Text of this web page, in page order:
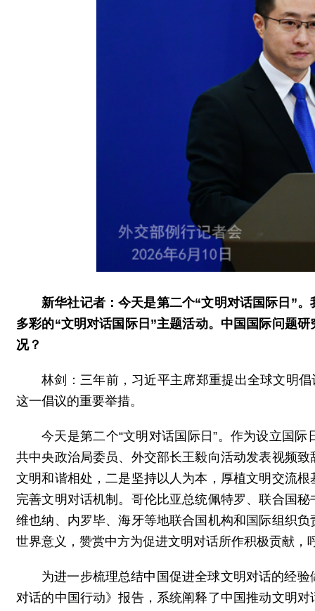
新华社记者：今天是第二个“文明对话国际日”
多彩的“文明对话国际日”主题活动。中国国际问题
况？
林剑：三年前，习近平主席郑重提出全球文明
这一倡议的重要举措。
今天是第二个“文明对话国际日”。作为设立国
共中央政治局委员、外交部长王毅向活动发表视频
文明和谐相处，二是坚持以人为本，厚植文明交流
完善文明对话机制。哥伦比亚总统佩特罗、联合国
维也纳、内罗毕、海牙等地联合国机构和国际组织
世界意义，赞赏中方为促进文明对话所作积极贡献
为进一步梳理总结中国促进全球文明对话的经
对话的中国行动》报告，系统阐释了中国推动文明